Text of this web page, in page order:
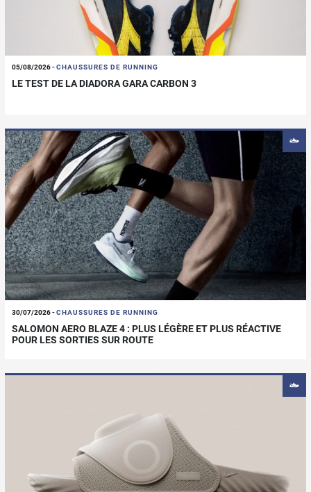
05/08/2026-CHAUSSURES DE RUNNING
LE TEST DE LA DIADORA GARA CARBON 3
30/07/2026-CHAUSSURES DE RUNNING
SALOMON AERO BLAZE 4 : PLUS LÉGÈRE ET PLUS RÉACTIVE
POUR LES SORTIES SUR ROUTE